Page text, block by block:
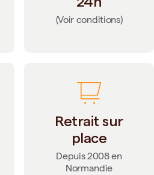
(Voir conditions)
Retrait sur
place
Depuis 2008 en
Normandie